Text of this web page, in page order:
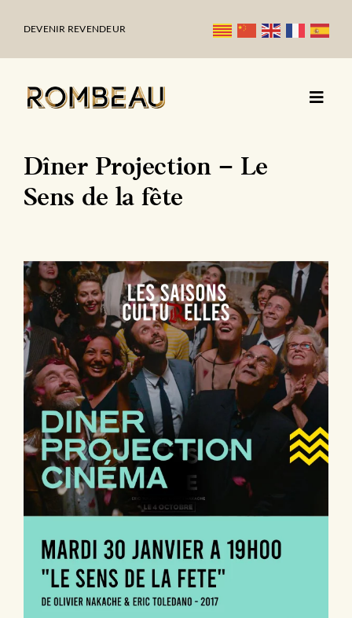
DEVENIR REVENDEUR
Dîner Projection – Le
Sens de la fête